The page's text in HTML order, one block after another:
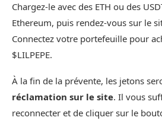
Chargez-le avec des ETH ou des
Ethereum, puis rendez-vous sur le
Connectez votre portefeuille pour
$LILPEPE.
À la fin de la prévente, les jetons
réclamation sur le site. Il vous
reconnecter et de cliquer sur le